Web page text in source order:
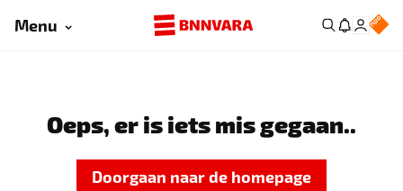
Menu
Oeps, er is iets mis gegaan..
Doorgaan naar de homepage